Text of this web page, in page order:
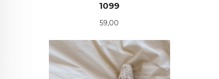
1099
Pris
59,00